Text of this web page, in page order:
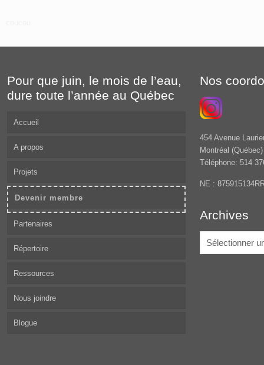
Pour que juin, le mois de l’eau,
dure toute l’année au Québec
Accueil
A propos
Projets
Devenir membre
Partenaires
Répertoire
Ressources
Nous joindre
Blogue
Nos
454 Avenue
Montréal
Téléphone: 514
NE :
Archives